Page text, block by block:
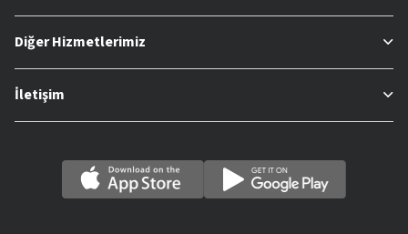
Diğer Hizmetlerimiz
İletişim